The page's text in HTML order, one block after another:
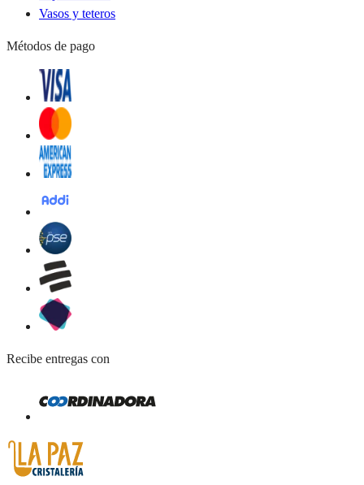
Vasos y teteros
Métodos de pago
Recibe entregas con